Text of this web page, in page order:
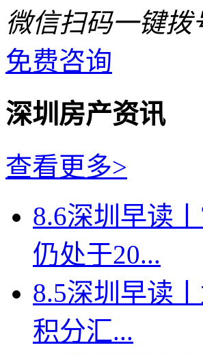
微信扫码一键拨
免费咨询
深圳房产资讯
查看更多>
8.6深圳早读
仍处于20...
8.5深圳早读
积分汇...